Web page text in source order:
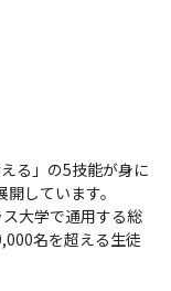
る」の5技能が身に
しています。
⼤学で通⽤する総
名を超える生徒